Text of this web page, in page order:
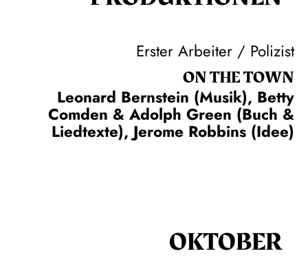
Erster Arbeiter / Polizist
ON THE TOWN
Leonard Bernstein (Musik), Betty
Comden & Adolph Green (Buch &
Liedtexte), Jerome Robbins (Idee)
OKTOBER